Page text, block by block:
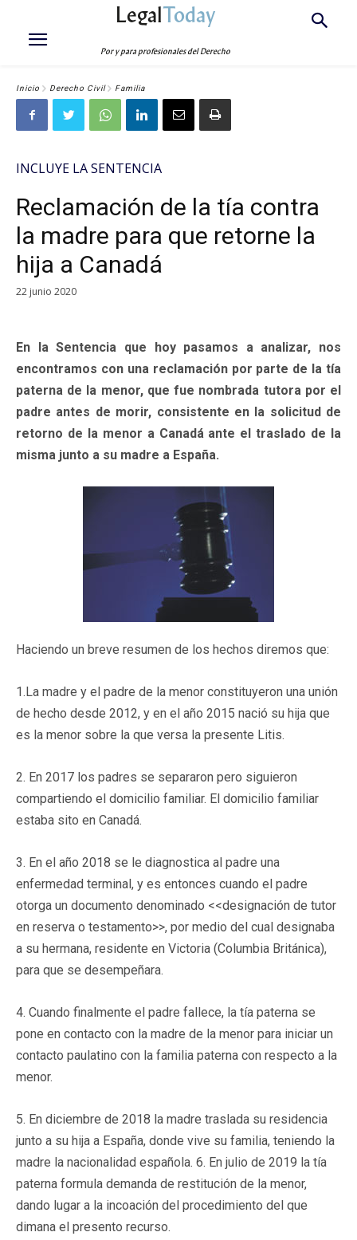
LegalToday
Por y para profesionales del Derecho
Inicio Derecho Civil Familia
INCLUYE LA SENTENCIA
Reclamación de la tía contra
la madre para que retorne la
hija a Canadá
22 junio 2020
En la Sentencia que hoy pasamos a analizar, nos
encontramos con una reclamación por parte de la tía
paterna de la menor, que fue nombrada tutora por el
padre antes de morir, consistente en la solicitud de
retorno de la menor a Canadá ante el traslado de la
misma junto a su madre a España.
Haciendo un breve resumen de los hechos diremos que:
1.La madre y el padre de la menor constituyeron una unión
de hecho desde 2012, y en el año 2015 nació su hija que
es la menor sobre la que versa la presente Litis.
2. En 2017 los padres se separaron pero siguieron
compartiendo el domicilio familiar. El domicilio familiar
estaba sito en Canadá.
3. En el año 2018 se le diagnostica al padre una
enfermedad terminal, y es entonces cuando el padre
otorga un documento denominado <<designación de tutor
en reserva o testamento>>, por medio del cual designaba
a su hermana, residente en Victoria (Columbia Británica),
para que se desempeñara.
4. Cuando finalmente el padre fallece, la tía paterna se
pone en contacto con la madre de la menor para iniciar un
contacto paulatino con la familia paterna con respecto a la
menor.
5. En diciembre de 2018 la madre traslada su residencia
junto a su hija a España, donde vive su familia, teniendo la
madre la nacionalidad española. 6. En julio de 2019 la tía
paterna formula demanda de restitución de la menor,
dando lugar a la incoación del procedimiento del que
dimana el presento recurso.